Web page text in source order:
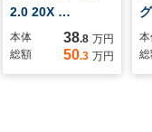
2.0 20X …
本体 38.8 万円
総額
50.3 万円